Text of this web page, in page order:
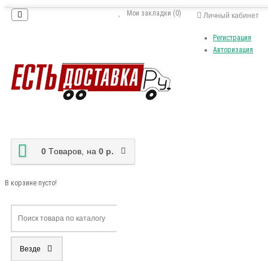
Личный кабинет
Регистрация
Авторизация
Мои закладки (0)
0 Tоваров, на 0 р.
В корзине пусто!
Везде